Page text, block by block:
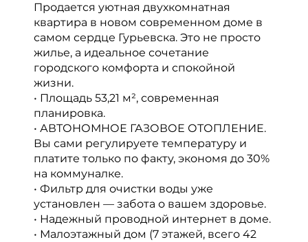
Продается уютная двухкомнатная
квартира в новом современном доме в
самом сердце Гурьевска. Это не просто
жилье, а идеальное сочетание
городского комфорта и спокойной
жизни.
• Площадь 53,21 м², современная
планировка.
• АВТОНОМНОЕ ГАЗОВОЕ ОТОПЛЕНИЕ.
Вы сами регулируете температуру и
платите только по факту, экономя до 30%
на коммуналке.
• Фильтр для очистки воды уже
установлен — забота о вашем здоровье.
• Надежный проводной интернет в доме.
• Малоэтажный дом (7 этажей, всего 42